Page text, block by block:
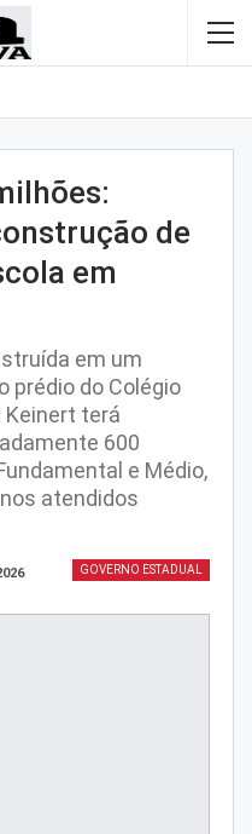
de
em
em um
prédio do Colégio
Keinert terá
600
e Médio,
atendidos
GOVERNO ESTADUAL